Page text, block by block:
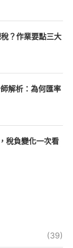
？作業要點三大
解析：為何匯率
稅負變化一次看
(39)